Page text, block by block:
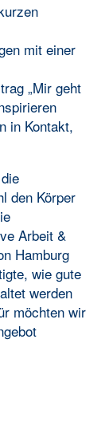
mit einer
„Mir geht
in Kontakt,
den Körper
Arbeit &
Hamburg
wie gute
werden
möchten wir